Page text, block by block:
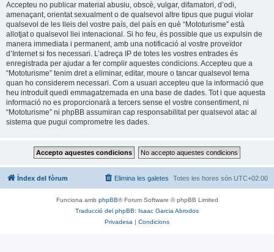
Accepteu no publicar material abusiu, obscè, vulgar, difamatori, d’odi,
amenaçant, orientat sexualment o de qualsevol altre tipus que pugui violar
qualsevol de les lleis del vostre país, del país en què “Mototurisme” està
allotjat o qualsevol llei intenacional. Si ho feu, és possible que us expulsin de
manera immediata i permanent, amb una notificació al vostre proveïdor
d’Internet si fos necessari. L’adreça IP de totes les vostres entrades és
enregistrada per ajudar a fer complir aquestes condicions. Accepteu que a
“Mototurisme” tenim dret a eliminar, editar, moure o tancar qualsevol tema
quan ho considerem necessari. Com a usuari accepteu que la informació que
heu introduït quedi emmagatzemada en una base de dades. Tot i que aquesta
informació no es proporcionarà a tercers sense el vostre consentiment, ni
“Mototurisme” ni phpBB assumiran cap responsabilitat per qualsevol atac al
sistema que pugui comprometre les dades.
Índex del fòrum Totes les hores són UTC+02:00
Elimina les galetes
Funciona amb phpBB® Forum Software © phpBB Limited
Traducció del phpBB: Isaac Garcia Abrodos
Privadesa | Condicions